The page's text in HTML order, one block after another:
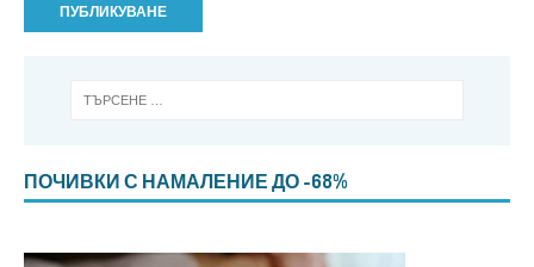
ПОЧИВКИ С НАМАЛЕНИЕ ДО -68%